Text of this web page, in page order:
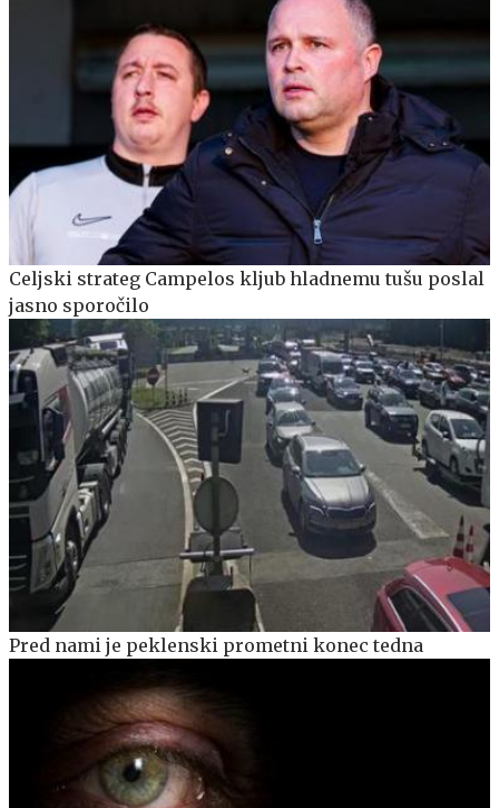
Celjski strateg Campelos kljub hladnemu tušu poslal
jasno sporočilo
Pred nami je peklenski prometni konec tedna